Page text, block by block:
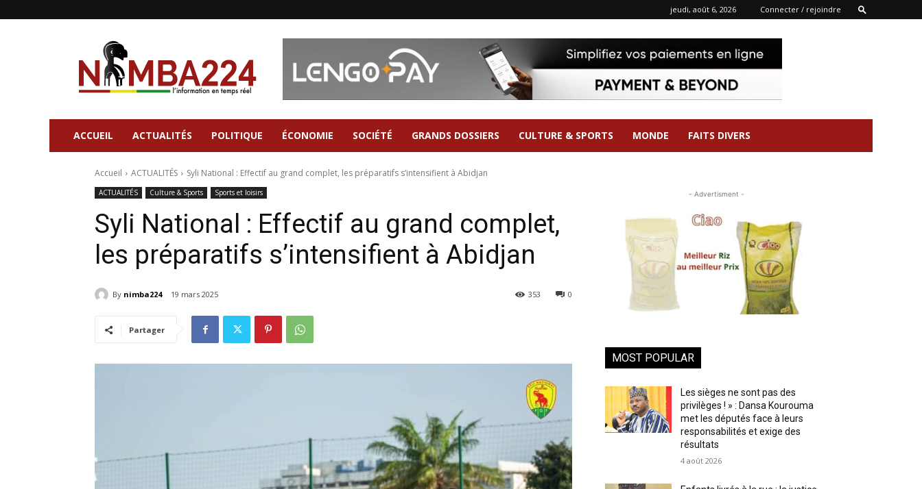
jeudi, août 6, 2026 Connecter / rejoindre
Nimba224
Site
d'information
ACCUEIL ACTUALITÉS POLITIQUE ÉCONOMIE SOCIÉTÉ GRANDS DOSSIERS CULTURE & SPORTS MONDE FAITS DIVERS
Accueil ACTUALITÉS Syli National : Effectif au grand complet, les préparatifs s’intensifient à Abidjan
ACTUALITÉS Culture & Sports Sports et loisirs
Syli National : Effectif au grand complet,
les préparatifs s’intensifient à Abidjan
By nimba224 19 mars 2025 0
353
Partager
- Advertisment -
MOST POPULAR
Les sièges ne sont pas des
privilèges ! » : Dansa Kourouma
met les députés face à leurs
responsabilités et exige des
résultats
4 août 2026